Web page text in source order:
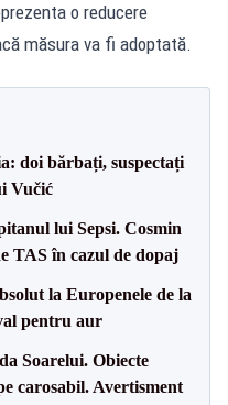
o reducere
măsura va fi adoptată.
doi bărbați, suspectați
Vučić
lui Sepsi. Cosmin
TAS în cazul de dopaj
la Europenele de la
pentru aur
Soarelui. Obiecte
carosabil. Avertisment